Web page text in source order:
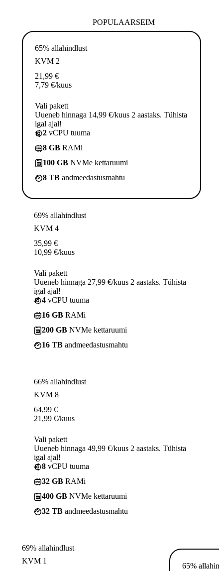
POPULAARSEIM
65% allahindlust
KVM 2
21,99 €
7,79 €/kuus
Vali pakett
Uueneb hinnaga 14,99 €/kuus 2 aastaks. Tühista
igal ajal!
2 vCPU tuuma
8 GB RAMi
100 GB NVMe kettaruumi
8 TB andmeedastusmahtu
69% allahindlust
KVM 4
35,99 €
10,99 €/kuus
Vali pakett
Uueneb hinnaga 27,99 €/kuus 2 aastaks. Tühista
igal ajal!
4 vCPU tuuma
16 GB RAMi
200 GB NVMe kettaruumi
16 TB andmeedastusmahtu
66% allahindlust
KVM 8
64,99 €
21,99 €/kuus
Vali pakett
Uueneb hinnaga 49,99 €/kuus 2 aastaks. Tühista
igal ajal!
8 vCPU tuuma
32 GB RAMi
400 GB NVMe kettaruumi
32 TB andmeedastusmahtu
69% allahindlust
KVM 1
65%